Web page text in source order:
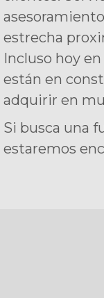
estrecha
Incluso hoy
están en
adquirir en
Si busca una
estaremos